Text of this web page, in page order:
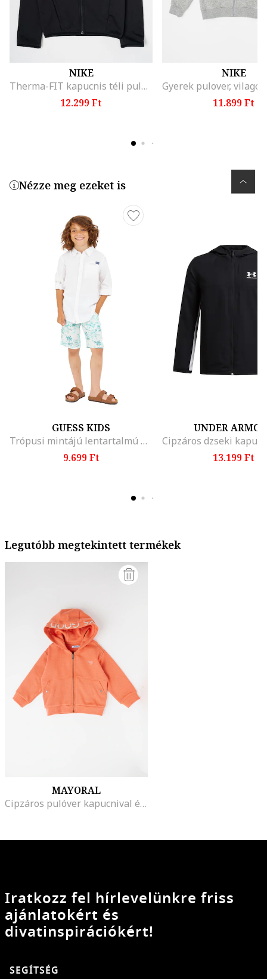
NIKE
Therma-FIT kapucnis téli pulóver, Fekete
12.299 Ft
NIKE
11.899 Ft
Nézze meg ezeket is
GUESS KIDS
Trópusi mintájú lentartalmú bermudanadrág, Fehér/Türkiz
9.699 Ft
UNDER
13.199 Ft
Legutóbb megtekintett termékek
MAYORAL
Cipzáros pulóver kapucnival és oldalzsebekkel
Iratkozz fel hírlevelünkre friss
ajánlatokért és
divatinspirációkért!
SEGÍTSÉG